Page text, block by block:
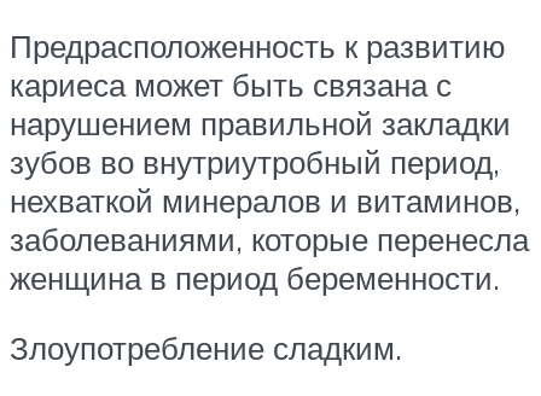
Предрасположенность к развитию
кариеса может быть связана с
нарушением правильной закладки
зубов во внутриутробный период,
нехваткой минералов и витаминов,
заболеваниями, которые перенесла
женщина в период беременности.
Злоупотребление сладким.